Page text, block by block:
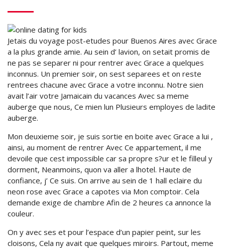
Jetais du voyage post-etudes pour Buenos Aires avec Grace
a la plus grande amie. Au sein d’ lavion, on setait promis de
ne pas se separer ni pour rentrer avec Grace a quelques
inconnus. Un premier soir, on sest separees et on reste
rentrees chacune avec Grace a votre inconnu. Notre sien
avait l’air votre Jamaicain du vacances Avec sa meme
auberge que nous, Ce mien lun Plusieurs employes de ladite
auberge.
Mon deuxieme soir, je suis sortie en boite avec Grace a lui ,
ainsi, au moment de rentrer Avec Ce appartement, il me
devoile que cest impossible car sa propre s?ur et le filleul y
dorment, Neanmoins, quon va aller a lhotel. Haute de
confiance, j’ Ce suis. On arrive au sein de 1 hall eclaire du
neon rose avec Grace a capotes via Mon comptoir. Cela
demande exige de chambre Afin de 2 heures ca annonce la
couleur.
On y avec ses et pour l’espace d’un papier peint, sur les
cloisons, Cela ny avait que quelques miroirs. Partout, meme